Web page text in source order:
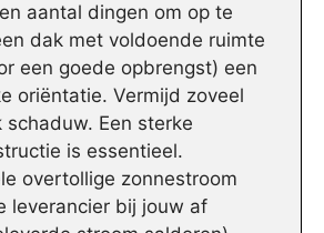
aantal dingen om op te
dak met voldoende ruimte
een goede opbrengst) een
oriëntatie. Vermijd zoveel
schaduw. Een sterke
is essentieel.
overtollige zonnestroom
leverancier bij jouw af